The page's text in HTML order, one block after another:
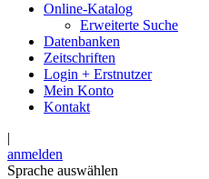
Online-Katalog
Erweiterte Suche
Datenbanken
Zeitschriften
Login + Erstnutzer
Mein Konto
Kontakt
|
anmelden
Sprache auswählen